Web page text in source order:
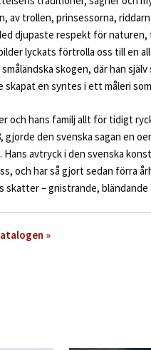
av trollen, prinsessorna,
djupaste respekt för
lyckats förtrolla oss till en
skogen, där han
skapat en syntes i ett måleri
och hans familj allt för tidigt
gjorde den svenska sagan en
Hans avtryck i den svenska
och har så gjort sedan förra
skatter – gnistrande,
»